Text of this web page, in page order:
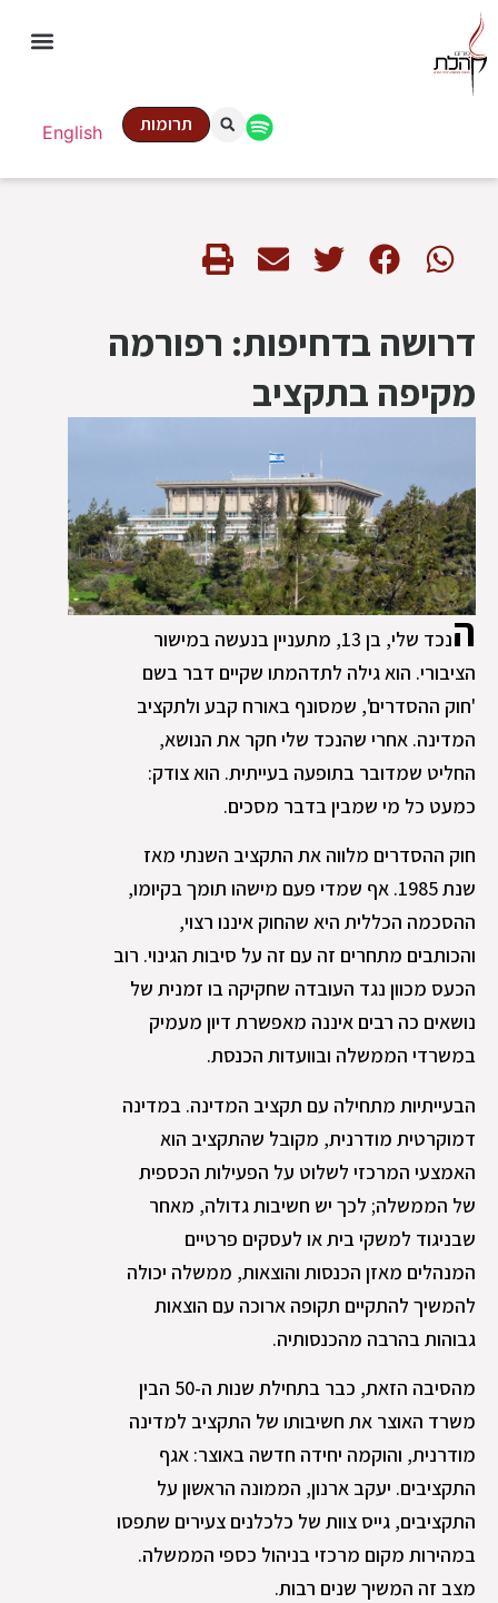
English תרומות
דרושה בדחיפות: רפורמה
מקיפה בתקציב
ה
נכד שלי, בן 13, מתעניין בנעשה במישור
הציבורי. הוא גילה לתדהמתו שקיים דבר בשם
'חוק ההסדרים', שמסונף באורח קבע ולתקציב
המדינה. אחרי שהנכד שלי חקר את הנושא,
החליט שמדובר בתופעה בעייתית. הוא צודק:
כמעט כל מי שמבין בדבר מסכים.
חוק ההסדרים מלווה את התקציב השנתי מאז
שנת 1985. אף שמדי פעם מישהו תומך בקיומו,
ההסכמה הכללית היא שהחוק איננו רצוי,
והכותבים מתחרים זה עם זה על סיבות הגינוי. רוב
הכעס מכוון נגד העובדה שחקיקה בו זמנית של
נושאים כה רבים איננה מאפשרת דיון מעמיק
במשרדי הממשלה ובוועדות הכנסת.
הבעייתיות מתחילה עם תקציב המדינה. במדינה
דמוקרטית מודרנית, מקובל שהתקציב הוא
האמצעי המרכזי לשלוט על הפעילות הכספית
של הממשלה; לכך יש חשיבות גדולה, מאחר
שבניגוד למשקי בית או לעסקים פרטיים
המנהלים מאזן הכנסות והוצאות, ממשלה יכולה
להמשיך להתקיים תקופה ארוכה עם הוצאות
גבוהות בהרבה מהכנסותיה.
מהסיבה הזאת, כבר בתחילת שנות ה-50 הבין
משרד האוצר את חשיבותו של התקציב למדינה
מודרנית, והוקמה יחידה חדשה באוצר: אגף
התקציבים. יעקב ארנון, הממונה הראשון על
התקציבים, גייס צוות של כלכלנים צעירים שתפסו
במהירות מקום מרכזי בניהול כספי הממשלה.
מצב זה המשיך שנים רבות.